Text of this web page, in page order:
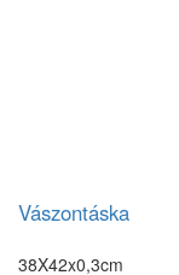
Vászontáska
38X42x0,3cm